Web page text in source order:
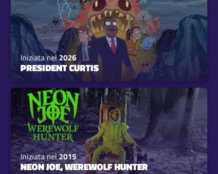
Iniziata nel2026
PRESIDENT CURTIS
Iniziata nel2015
NEON JOE, WEREWOLF HUNTER